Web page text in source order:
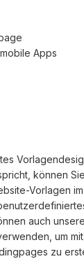
Apps
können
Vorlagen
auch
um
zu